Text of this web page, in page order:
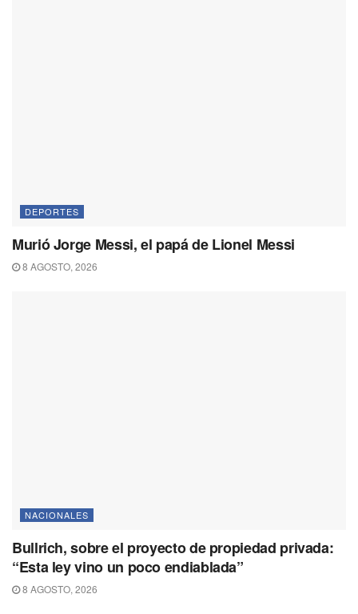
DEPORTES
Murió Jorge Messi, el papá de Lionel Messi
8 AGOSTO, 2026
NACIONALES
Bullrich, sobre el proyecto de propiedad privada:
“Esta ley vino un poco endiablada”
8 AGOSTO, 2026